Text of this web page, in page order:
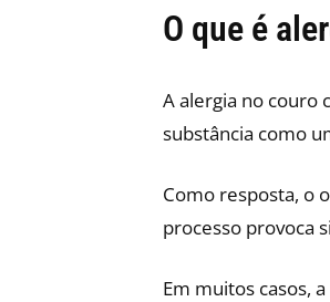
O que é
A alergia no couro
substância como
Como resposta, o
processo provoca
Em muitos casos,